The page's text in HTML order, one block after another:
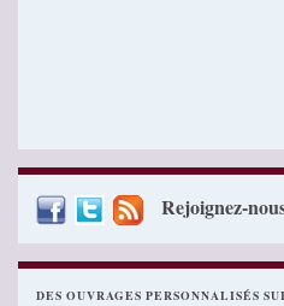
Rejoignez-
DES OUVRAGES PERSONNALISÉS